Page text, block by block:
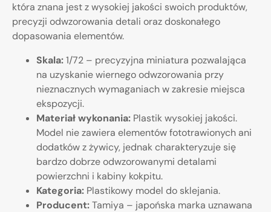
która znana jest z wysokiej jakości swoich produktów,
precyzji odwzorowania detali oraz doskonałego
dopasowania elementów.
Skala:1/72 – precyzyjna miniatura pozwalająca
na uzyskanie wiernego odwzorowania przy
nieznacznych wymaganiach w zakresie miejsca
ekspozycji.
Materiał wykonania: Plastik wysokiej jakości.
Model nie zawiera elementów fototrawionych ani
dodatków z żywicy, jednak charakteryzuje się
bardzo dobrze odwzorowanymi detalami
powierzchni i kabiny kokpitu.
Kategoria: Plastikowy model do sklejania.
Producent:Tamiya – japońska marka uznawana